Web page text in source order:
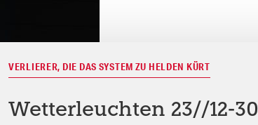
VERLIERER, DIE DAS SYSTEM ZU HELDEN KÜRT
Wetterleuchten 23//12-30